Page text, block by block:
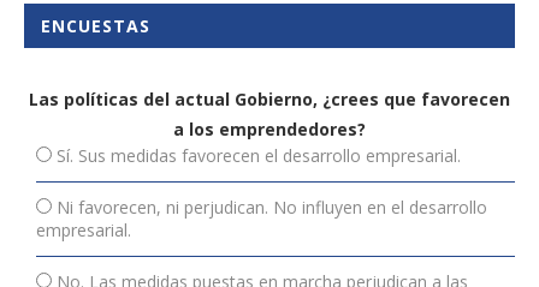
ENCUESTAS
Las políticas del actual Gobierno, ¿crees que favorecen
a los emprendedores?
Sí. Sus medidas favorecen el desarrollo empresarial.
Ni favorecen, ni perjudican. No influyen en el desarrollo
empresarial.
No. Las medidas puestas en marcha perjudican a las